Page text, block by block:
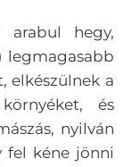
arabul hegy,
legmagasabb
elkészülnek a
és
nyilván
fel kéne jönni